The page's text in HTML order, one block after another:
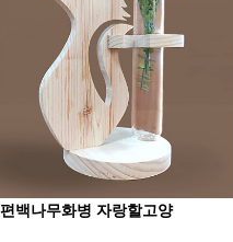
편백나무화병 자랑할고양